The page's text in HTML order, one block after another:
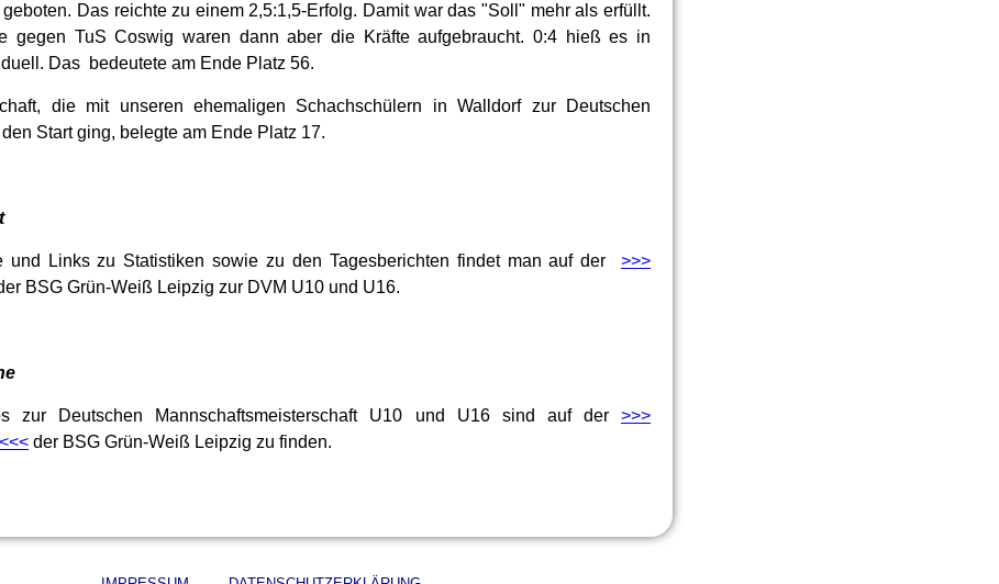
Das reichte zu einem 2,5:1,5-Erfolg. Damit war das "Soll" mehr als erfüllt.
gegen TuS Coswig waren dann aber die Kräfte aufgebraucht. 0:4 hieß es in
Das bedeutete am Ende Platz 56.
die mit unseren ehemaligen Schachschülern in Walldorf zur Deutschen
Start ging, belegte am Ende Platz 17.
und Links zu Statistiken sowie zu den Tagesberichten findet man auf der >>>
BSG Grün-Weiß Leipzig zur DVM U10 und U16.
zur Deutschen Mannschaftsmeisterschaft U10 und U16 sind auf der >>>
der BSG Grün-Weiß Leipzig zu finden.